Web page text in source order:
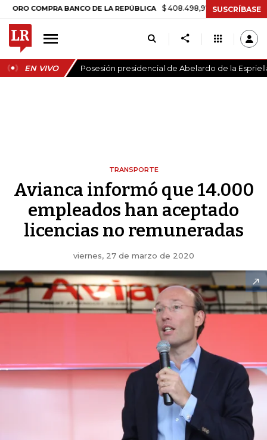
COMPRA BANCO DE LA REPÚBLICA $ 408.498,97 +$ 8.753,81 +2,19%
SUSCRÍBASE
EN VIVO Posesión presidencial de Abelardo de la
TRANSPORTE
Avianca informó que 14.000
empleados han aceptado
licencias no remuneradas
viernes, 27 de marzo de 2020